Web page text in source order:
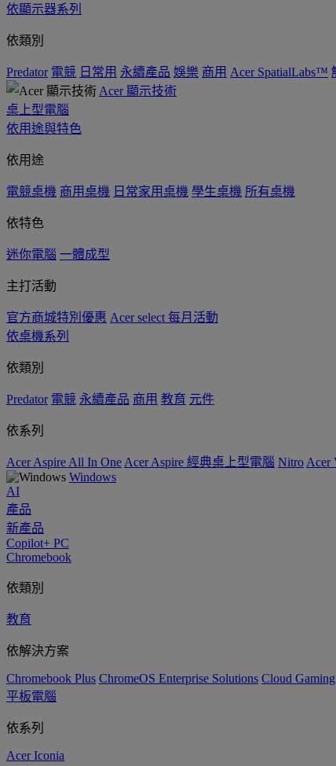
依顯示器系列
依類別
Predator 電競 日常用 永續產品 娛樂 商用 Acer SpatialLabs™
Acer 顯示技術
桌上型電腦
依用途與特色
依用途
電競桌機 商用桌機 日常家用桌機 學生桌機 所有桌機
依特色
迷你電腦 一體成型
主打活動
官方商城特別優惠 Acer select 每月活動
依桌機系列
依類別
Predator 電競 永續產品 商用 教育 元件
依系列
Acer Aspire All In One Acer Aspire 經典桌上型電腦 Nitro Acer
Windows
AI
產品
新產品
Copilot+ PC
Chromebook
依類別
教育
依解決方案
Chromebook Plus ChromeOS Enterprise Solutions Cloud
平板電腦
依系列
Acer Iconia